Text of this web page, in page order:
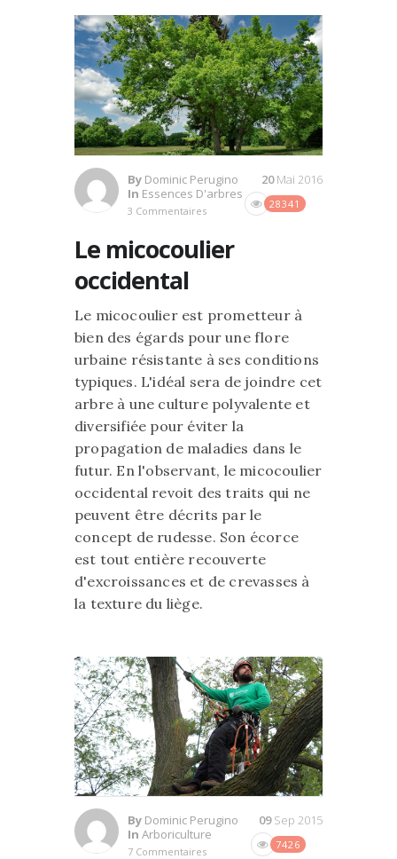
By Dominic Perugino
In Essences D'arbres
3 Commentaires
28341
20Mai 2016
Le micocoulier
occidental
Le micocoulier est prometteur à
bien des égards pour une flore
urbaine résistante à ses conditions
typiques. L'idéal sera de joindre cet
arbre à une culture polyvalente et
diversifiée pour éviter la
propagation de maladies dans le
futur. En l'observant, le micocoulier
occidental revoit des traits qui ne
peuvent être décrits par le
concept de rudesse. Son écorce
est tout entière recouverte
d'excroissances et de crevasses à
la texture du liège.
By Dominic Perugino
In Arboriculture
7 Commentaires
7426
09Sep 2015